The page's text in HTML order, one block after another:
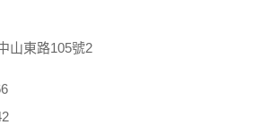
告訴，我們將全力
山東路105號2